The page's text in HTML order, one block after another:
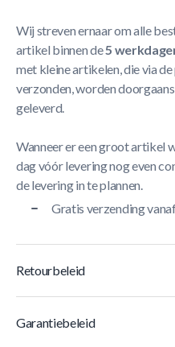
Wij streven ernaar om alle
artikel binnen de5
met kleine artikelen, die via
verzonden, worden
geleverd.
Wanneer er een groot artikel
dag vóór levering nog even
de levering in te plannen.
Gratis verzending
Retourbeleid
Garantiebeleid